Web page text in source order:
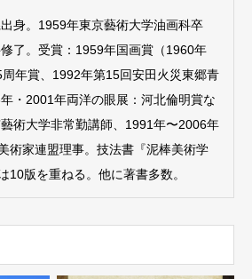
身。1959年東京藝術大学油画科卒
了。受賞：1959年国画賞（1960年
年賞、1992年第15回安田火災東郷青
・2001年両洋の眼展：河北倫明賞な
術大学非常勤講師、1991年〜2006年
術家連盟理事。技法書『泥棒美術学
10版を重ねる。他に著書多数。